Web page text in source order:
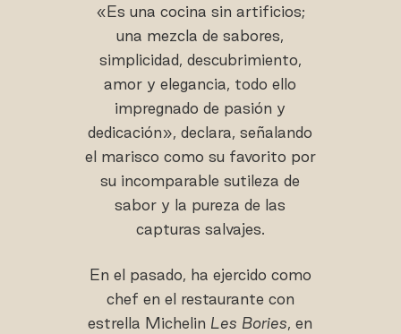
«Es una cocina sin artificios;
una mezcla de sabores,
simplicidad, descubrimiento,
amor y elegancia, todo ello
impregnado de pasión y
dedicación», declara, señalando
el marisco como su favorito por
su incomparable sutileza de
sabor y la pureza de las
capturas salvajes.
En el pasado, ha ejercido como
chef en el restaurante con
estrella Michelin Les Bories, en